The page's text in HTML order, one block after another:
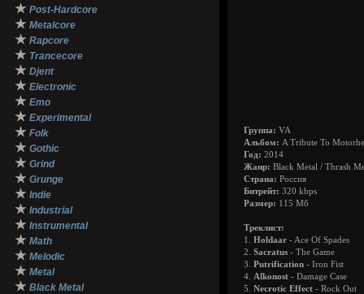
★ Post-Hardcore
★ Metalcore
★ Rapcore
★ Trancecore
★ Djent
★ Electronic
★ Emo
★ Experimental
★ Folk
★ Gothic
★ Grind
★ Grunge
★ Indie
★ Industrial
★ Instrumental
★ Math
★ Melodic
★ Metal
★ Black Metal
Группа: VA
Альбом: A Tribute To
Год: 2014
Жанр: Black Metal / Thrash
Страна: Россия
Битрейт: 320 kbps
Размер: 115 Мб
Треклист:
1. Holdaar - Ace Of Spades
2. Sacratus - The Game
3. Putrification - Iron Fist
4. Alkonost - Damage Case
5. Necrotic Effect - Rock Out